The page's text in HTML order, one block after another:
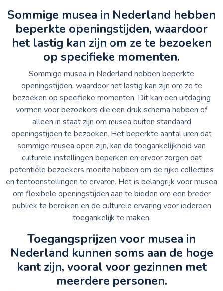
Sommige musea in Nederland hebben
beperkte openingstijden, waardoor
het lastig kan zijn om ze te bezoeken
op specifieke momenten.
Sommige musea in Nederland hebben beperkte
openingstijden, waardoor het lastig kan zijn om ze te
bezoeken op specifieke momenten. Dit kan een uitdaging
vormen voor bezoekers die een druk schema hebben of
alleen in staat zijn om musea buiten standaard
openingstijden te bezoeken. Het beperkte aantal uren dat
sommige musea open zijn, kan de toegankelijkheid van
culturele instellingen beperken en ervoor zorgen dat
potentiële bezoekers moeite hebben om de rijke collecties
en tentoonstellingen te ervaren. Het is belangrijk voor musea
om flexibele openingstijden aan te bieden om een breder
publiek te bereiken en de culturele ervaring voor iedereen
toegankelijk te maken.
Toegangsprijzen voor musea in
Nederland kunnen soms aan de hoge
kant zijn, vooral voor gezinnen met
meerdere personen.